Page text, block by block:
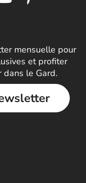
mensuelle pour
et profiter
dans le Gard.